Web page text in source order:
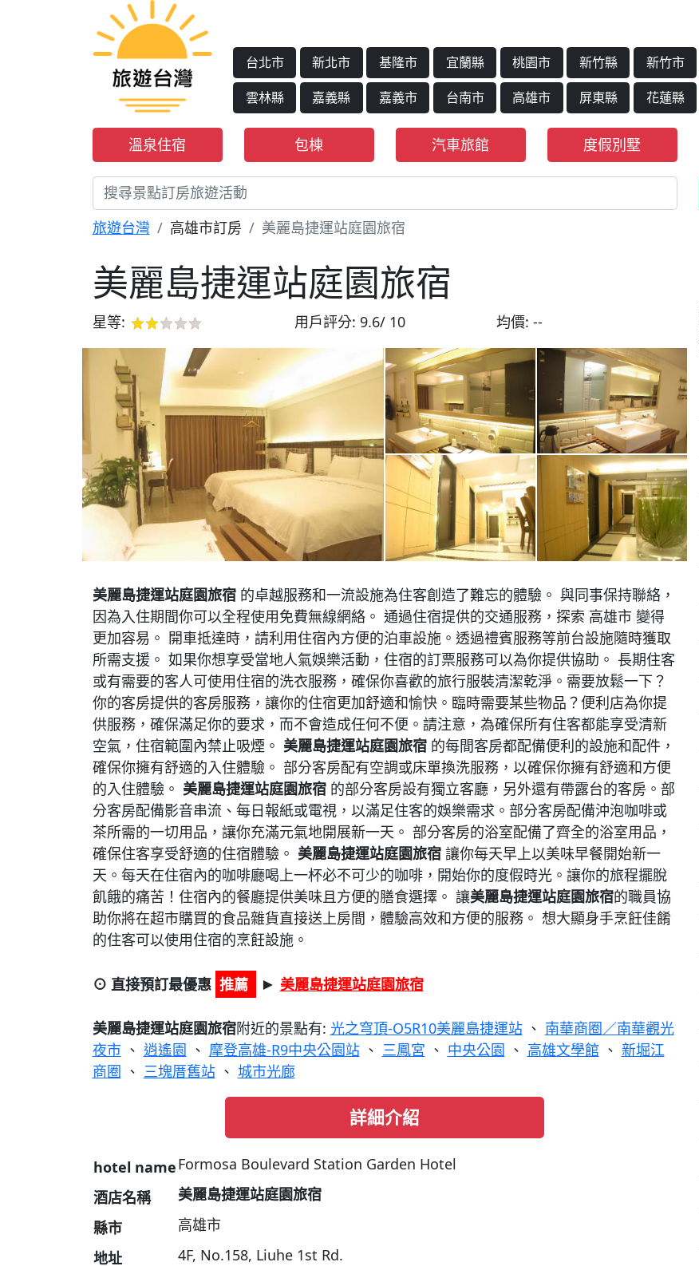
台北市 新北市 基隆市 宜蘭縣 桃園市 新竹縣 新竹市
雲林縣
嘉義縣 嘉義市 台南市 高雄市 屏東縣 花蓮縣
溫泉住宿 包棟 汽車旅館 度假別墅
旅遊台灣
高雄市訂房 美麗島捷運站庭園旅宿
美麗島捷運站庭園旅宿
星等: 用戶評分: 9.6/ 10 均價:--
美麗島捷運站庭園旅宿的卓越服務和一流設施為住客創造了難忘的體驗。 與同事保持聯絡，
因為入住期間你可以全程使用免費無線網絡。 通過住宿提供的交通服務，探索 高雄市 變得
更加容易。 開車抵達時，請利用住宿內方便的泊車設施。透過禮賓服務等前台設施隨時獲取
所需支援。 如果你想享受當地人氣娛樂活動，住宿的訂票服務可以為你提供協助。 長期住客
或有需要的客人可使用住宿的洗衣服務，確保你喜歡的旅行服裝清潔乾淨。需要放鬆一下？
你的客房提供的客房服務，讓你的住宿更加舒適和愉快。臨時需要某些物品？便利店為你提
供服務，確保滿足你的要求，而不會造成任何不便。請注意，為確保所有住客都能享受清新
空氣，住宿範圍內禁止吸煙。 美麗島捷運站庭園旅宿的每間客房都配備便利的設施和配件，
確保你擁有舒適的入住體驗。 部分客房配有空調或床單換洗服務，以確保你擁有舒適和方便
的入住體驗。 美麗島捷運站庭園旅宿的部分客房設有獨立客廳，另外還有帶露台的客房。部
分客房配備影音串流、每日報紙或電視，以滿足住客的娛樂需求。部分客房配備沖泡咖啡或
茶所需的一切用品，讓你充滿元氣地開展新一天。 部分客房的浴室配備了齊全的浴室用品，
確保住客享受舒適的住宿體驗。 美麗島捷運站庭園旅宿讓你每天早上以美味早餐開始新一
天。每天在住宿內的咖啡廳喝上一杯必不可少的咖啡，開始你的度假時光。讓你的旅程擺脫
飢餓的痛苦！住宿內的餐廳提供美味且方便的膳食選擇。 讓美麗島捷運站庭園旅宿的職員協
助你將在超市購買的食品雜貨直接送上房間，體驗高效和方便的服務。 想大顯身手烹飪佳餚
的住客可以使用住宿的烹飪設施。
⊙ 直接預訂最優惠 推薦 ► 美麗島捷運站庭園旅宿
美麗島捷運站庭園旅宿附近的景點有: 光之穹頂-O5R10美麗島捷運站、 南華商圈／南華觀光
夜市、 逍遙園 、 摩登高雄-R9中央公園站、 三鳳宮 、 中央公園 、 高雄文學館 、 新堀江
商圈 、 三塊厝舊站、 城市光廊
詳細介紹
hotel nameFormosa Boulevard Station Garden Hotel
酒店名稱
美麗島捷運站庭園旅宿
縣市
高雄市
地址
4F, No.158, Liuhe 1st Rd.